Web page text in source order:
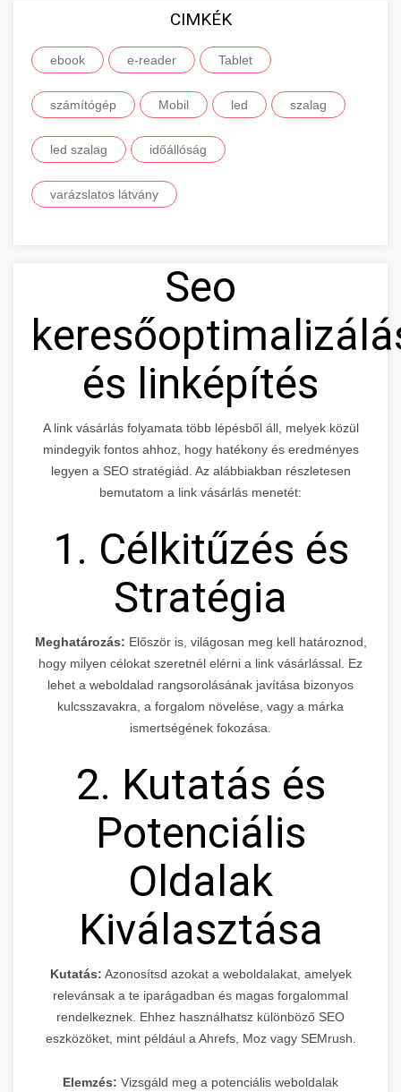
CIMKÉK
ebook e-reader Tablet
számítógép Mobil led szalag
led szalag időállóság
varázslatos látvány
Seo
és linképítés
A link vásárlás folyamata több lépésből áll, melyek közül
mindegyik fontos ahhoz, hogy hatékony és eredményes
legyen a SEO stratégiád. Az alábbiakban részletesen
bemutatom a link vásárlás menetét:
1. Célkitűzés és
Stratégia
Meghatározás: Először is, világosan meg kell határoznod,
hogy milyen célokat szeretnél elérni a link vásárlással. Ez
lehet a weboldalad rangsorolásának javítása bizonyos
kulcsszavakra, a forgalom növelése, vagy a márka
ismertségének fokozása.
2. Kutatás és
Potenciális
Oldalak
Kiválasztása
Kutatás: Azonosítsd azokat a weboldalakat, amelyek
relevánsak a te iparágadban és magas forgalommal
rendelkeznek. Ehhez használhatsz különböző SEO
eszközöket, mint például a Ahrefs, Moz vagy SEMrush.
Elemzés: Vizsgáld meg a potenciális weboldalak